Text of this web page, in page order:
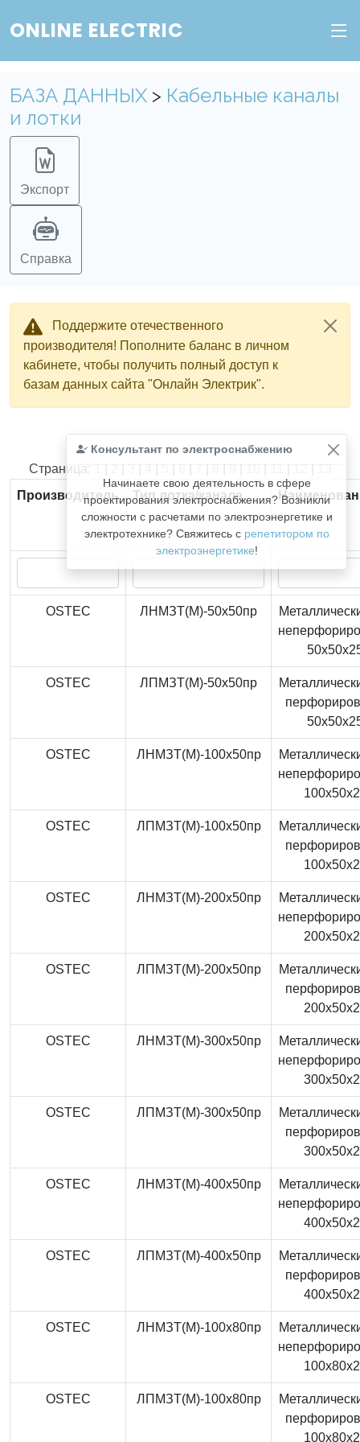
ONLINE ELECTRIC
БАЗА ДАННЫХ > Кабельные каналы
и лотки
Экспорт
Справка
Поддержите отечественного
производителя! Пополните баланс в личном
кабинете, чтобы получить полный доступ к
базам данных сайта "Онлайн Электрик".
Консультант по электроснабжению
Начинаете свою деятельность в сфере
проектирования электроснабжения? Возникли
сложности с расчетами по электроэнергетике и
электротехнике? Свяжитесь с репетитором по
электроэнергетике!
Найдено366из366записей.
Страница: 1 | 2 | 3 | 4 | 5 | 6 | 7 | 8 | 9 | 10 | 11 | 12 | 13
Производитель
Тип лотка/канала
OSTEC ЛНМЗТ(М)-50x50пр
OSTEC ЛПМЗТ(М)-50x50пр
OSTEC ЛНМЗТ(М)-100x50пр
OSTEC ЛПМЗТ(М)-100x50пр
OSTEC ЛНМЗТ(М)-200x50пр
OSTEC ЛПМЗТ(М)-200x50пр
OSTEC ЛНМЗТ(М)-300x50пр
OSTEC ЛПМЗТ(М)-300x50пр
OSTEC ЛНМЗТ(М)-400x50пр
OSTEC ЛПМЗТ(М)-400x50пр
OSTEC ЛНМЗТ(М)-100x80пр
OSTEC ЛПМЗТ(М)-100x80пр
получить доступ ко всем сервисам "Онлайн